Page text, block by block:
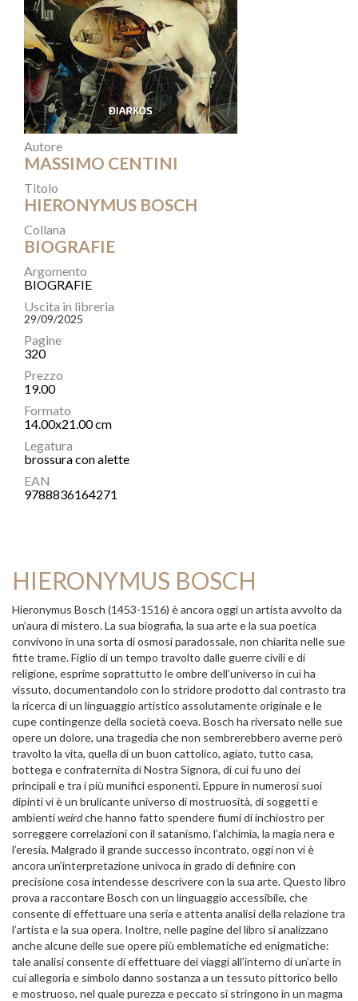
Autore
MASSIMO CENTINI
Titolo
HIERONYMUS BOSCH
Collana
BIOGRAFIE
Argomento
BIOGRAFIE
Uscita in libreria
29/09/2025
Pagine
320
Prezzo
19.00
Formato
14.00x21.00 cm
Legatura
brossura con alette
EAN
9788836164271
HIERONYMUS BOSCH
Hieronymus Bosch (1453-1516) è ancora oggi un artista avvolto da
un’aura di mistero. La sua biografia, la sua arte e la sua poetica
convivono in una sorta di osmosi paradossale, non chiarita nelle sue
fitte trame. Figlio di un tempo travolto dalle guerre civili e di
religione, esprime soprattutto le ombre dell’universo in cui ha
vissuto, documentandolo con lo stridore prodotto dal contrasto tra
la ricerca di un linguaggio artistico assolutamente originale e le
cupe contingenze della società coeva. Bosch ha riversato nelle sue
opere un dolore, una tragedia che non sembrerebbero averne però
travolto la vita, quella di un buon cattolico, agiato, tutto casa,
bottega e confraternita di Nostra Signora, di cui fu uno dei
principali e tra i più munifici esponenti. Eppure in numerosi suoi
dipinti vi è un brulicante universo di mostruosità, di soggetti e
ambientiweirdche hanno fatto spendere fiumi di inchiostro per
sorreggere correlazioni con il satanismo, l’alchimia, la magia nera e
l’eresia. Malgrado il grande successo incontrato, oggi non vi è
ancora un’interpretazione univoca in grado di definire con
precisione cosa intendesse descrivere con la sua arte. Questo libro
prova a raccontare Bosch con un linguaggio accessibile, che
consente di effettuare una seria e attenta analisi della relazione tra
l’artista e la sua opera. Inoltre, nelle pagine del libro si analizzano
anche alcune delle sue opere più emblematiche ed enigmatiche:
tale analisi consente di effettuare dei viaggi all’interno di un’arte in
cui allegoria e simbolo danno sostanza a un tessuto pittorico bello
e mostruoso, nel quale purezza e peccato si stringono in un magma